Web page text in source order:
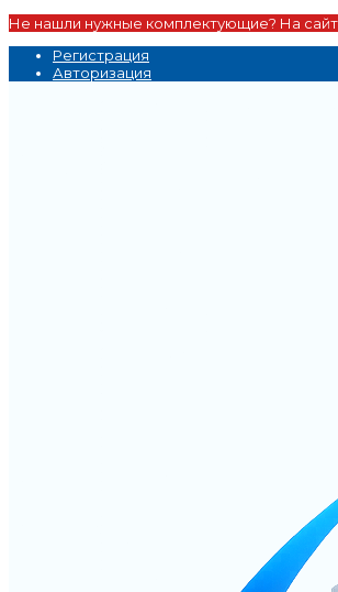
Не нашли нужные комплектующие? На
Регистрация
Авторизация